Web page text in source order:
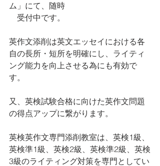
ム」にて、随時
受付中です。
英作文添削は英文エッセイにおける各
自の長所・短所を明確にし、ライティ
ング能力を向上させる為にも有効で
す。
又、英検試験合格に向けた英作文問題
の得点アップに繋がります。
英検英作文専門添削教室は、英検1級、
英検準1級、英検2級、英検準2級、英検
3級のライティング対策を専門としてい